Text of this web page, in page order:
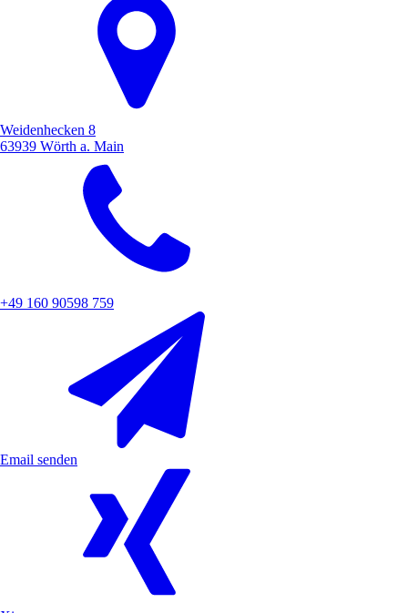
Weidenhecken 8
63939 Wörth a. Main
+49 160 90598 759
Email senden